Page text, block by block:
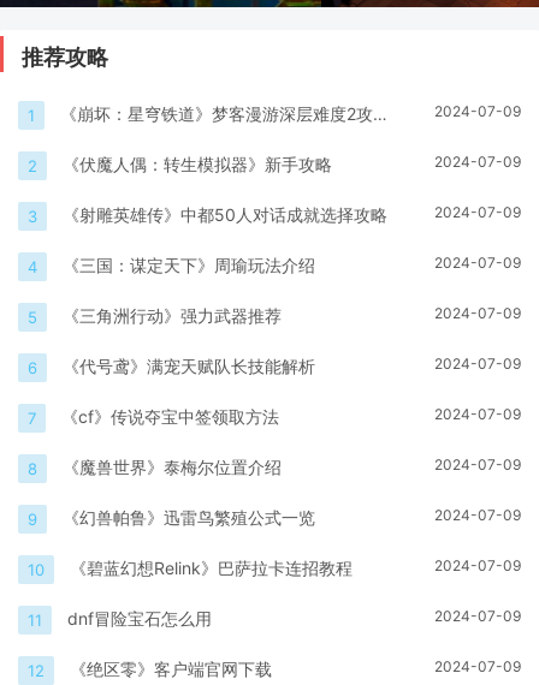
推荐攻略
1
《崩坏：星穹铁道》梦客漫游深层难度2攻
2024-07-09
2 《伏魔人偶：转生模拟器》新手攻略 2024-07-09
3 《射雕英雄传》中都50人对话成就选择攻略 2024-07-09
4 《三国：谋定天下》周瑜玩法介绍 2024-07-09
5 《三角洲行动》强力武器推荐 2024-07-09
6 《代号鸢》满宠天赋队长技能解析 2024-07-09
7 《cf》传说夺宝中签领取方法 2024-07-09
8 《魔兽世界》泰梅尔位置介绍 2024-07-09
9 《幻兽帕鲁》迅雷鸟繁殖公式一览 2024-07-09
10 《碧蓝幻想Relink》巴萨拉卡连招教程 2024-07-09
11 dnf冒险宝石怎么用 2024-07-09
12 《绝区零》客户端官网下载 2024-07-09